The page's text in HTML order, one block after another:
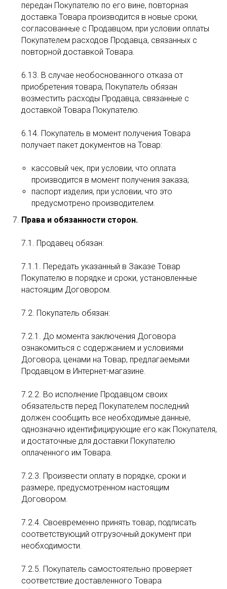
передан Покупателю по его вине, повторная
доставка Товара производится в новые сроки,
согласованные с Продавцом, при условии оплаты
Покупателем расходов Продавца, связанных с
повторной доставкой Товара.
6.13. В случае необоснованного отказа от
приобретения товара, Покупатель обязан
возместить расходы Продавца, связанные с
доставкой Товара Покупателю.
6.14. Покупатель в момент получения Товара
получает пакет документов на Товар:
кассовый чек, при условии, что оплата
производится в момент получения заказа;
паспорт изделия, при условии, что это
предусмотрено производителем.
Права и обязанности сторон.
7.1. Продавец обязан:
7.1.1. Передать указанный в Заказе Товар
Покупателю в порядке и сроки, установленные
настоящим Договором.
7.2. Покупатель обязан:
7.2.1. До момента заключения Договора
ознакомиться с содержанием и условиями
Договора, ценами на Товар, предлагаемыми
Продавцом в Интернет-магазине.
7.2.2. Во исполнение Продавцом своих
обязательств перед Покупателем последний
должен сообщить все необходимые данные,
однозначно идентифицирующие его как Покупателя,
и достаточные для доставки Покупателю
оплаченного им Товара.
7.2.3. Произвести оплату в порядке, сроки и
размере, предусмотренном настоящим
Договором.
7.2.4. Своевременно принять товар, подписать
соответствующий отгрузочный документ при
необходимости.
7.2.5. Покупатель самостоятельно проверяет
соответствие доставленного Товара